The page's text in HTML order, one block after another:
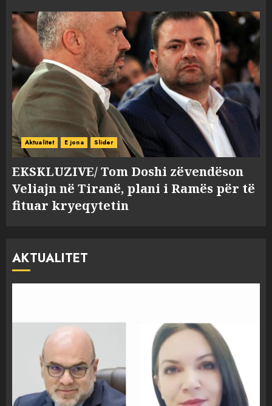
Aktualitet E jona Slider
EKSKLUZIVE/ Tom Doshi zëvendëson
Veliajn në Tiranë, plani i Ramës për të
fituar kryeqytetin
AKTUALITET